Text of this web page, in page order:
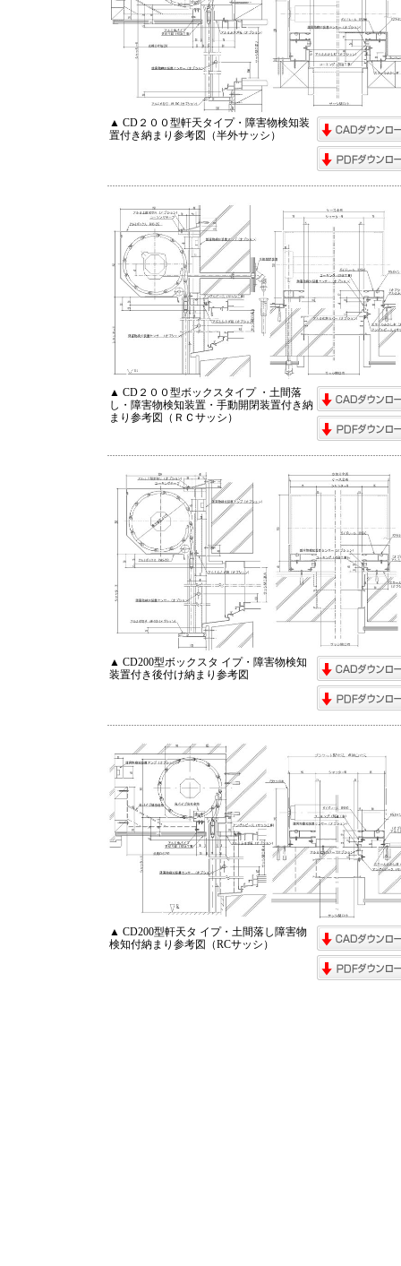
▲ CD２００型軒天タイプ・障害物検知装
置付き納まり参考図（半外サッシ）
▲ CD２００型ボックスタイプ ・土間落
し・障害物検知装置・手動開閉装置付き納
まり参考図（ＲＣサッシ）
▲ CD200型ボックスタ イプ・障害物検知
装置付き後付け納まり参考図
▲ CD200型軒天タ イプ・土間落し障害物
検知付納まり参考図（RCサッシ）